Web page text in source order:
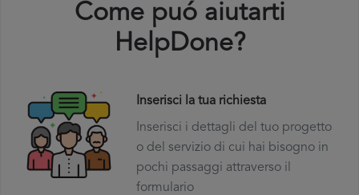
Come puó aiutarti
HelpDone?
Inserisci la tua richiesta
Inserisci i dettagli del tuo progetto
o del servizio di cui hai bisogno in
pochi passaggi attraverso il
formulario